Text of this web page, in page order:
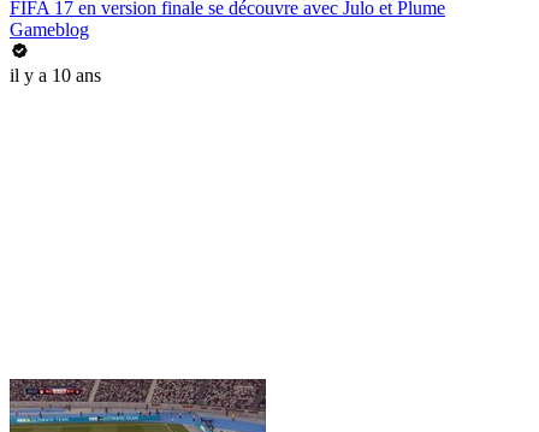
FIFA 17 en version finale se découvre avec Julo et Plume
Gameblog
il y a 10 ans